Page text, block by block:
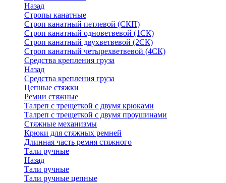
Назад
Стропы канатные
Строп канатный петлевой (СКП)
Строп канатный одноветвевой (1СК)
Строп канатный двухветвевой (2СК)
Строп канатный четырехветвевой (4СК)
Средства крепления груза
Назад
Средства крепления груза
Цепные стяжки
Ремни стяжные
Талреп с трещеткой с двумя крюками
Талреп с трещеткой с двумя проушинами
Стяжные механизмы
Крюки для стяжных ремней
Длинная часть ремня стяжного
Тали ручные
Назад
Тали ручные
Тали ручные цепные